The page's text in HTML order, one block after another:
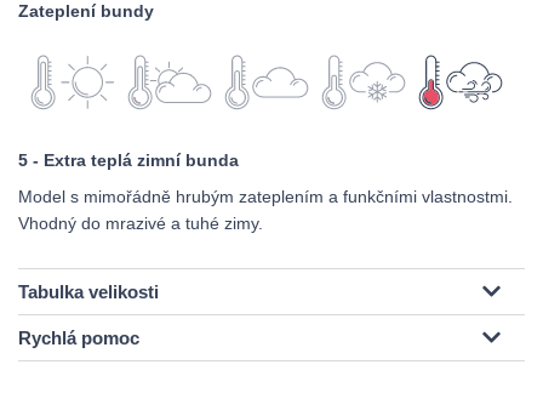
Zateplení bundy
5 - Extra teplá zimní bunda
Model s mimořádně hrubým zateplením a funkčními vlastnostmi.
Vhodný do mrazivé a tuhé zimy.
Tabulka velikosti
Rychlá pomoc